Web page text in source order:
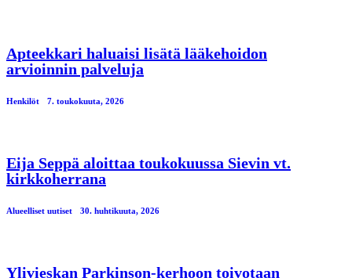
Apteekkari haluaisi lisätä lääkehoidon
arvioinnin palveluja
Henkilöt 7. toukokuuta, 2026
Eija Seppä aloittaa toukokuussa Sievin vt.
kirkkoherrana
Alueelliset uutiset 30. huhtikuuta, 2026
Ylivieskan Parkinson-kerhoon toivotaan